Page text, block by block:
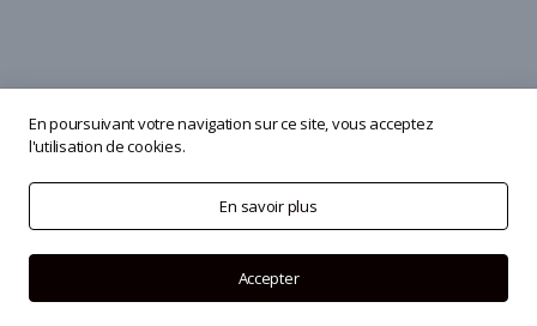
En poursuivant votre navigation sur ce site, vous acceptez
l'utilisation de cookies.
En savoir plus
Accepter